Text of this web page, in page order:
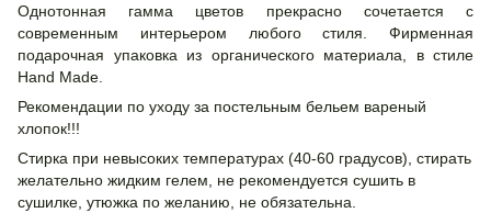
Однотонная гамма цветов прекрасно сочетается с
современным интерьером любого стиля. Фирменная
подарочная упаковка из органического материала, в стиле
Hand Made.
Рекомендации по уходу за постельным бельем вареный
хлопок!!!
Стирка при невысоких температурах (40-60 градусов), стирать
желательно жидким гелем, не рекомендуется сушить в
сушилке, утюжка по желанию, не обязательна.